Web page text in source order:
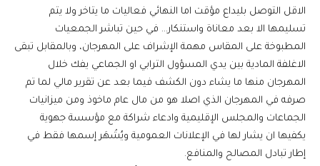
الاقل التوصل بليداع مؤقت اما النهائي فعاليات ما يتاخر ولا يتم
تسليمها الا بعد معاناة واستنكار… في حين تباشر الجمعيات
المطبوخة على المقاس مهمة الإشراف على المهرجان، وبالمقابل تبقى
الاغلفة المادية بين يدي المسؤول الترابي او الجماعي يفك خلال
المهرجان منها ما يشاء دون الكشف فيما بعد عن تقرير مالي لما تم
صرفه في المهرجان الذي اصلا هو من مال عام ماخوذ ومن ميزانيات
الجماعات والمجلس الإقليمية وادعاء شراكة مع مؤسسة جهوية
يكفيها ان يشار لها في الإعلانات العمومية ويُشْهَر إسمها فقط في
إطار تبادل المصالح والمنافع.